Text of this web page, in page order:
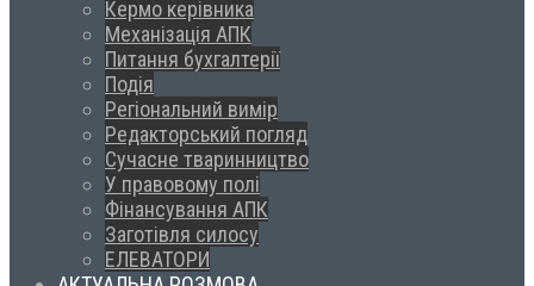
Кермо керівника
Механізація АПК
Питання бухгалтерії
Подія
Регіональний вимір
Редакторський погляд
Сучасне тваринництво
У правовому полі
Фінансування АПК
Заготівля силосу
ЕЛЕВАТОРИ